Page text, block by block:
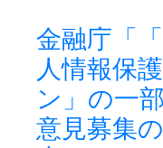
金融庁「
人情報保
ン」の一
意見募集